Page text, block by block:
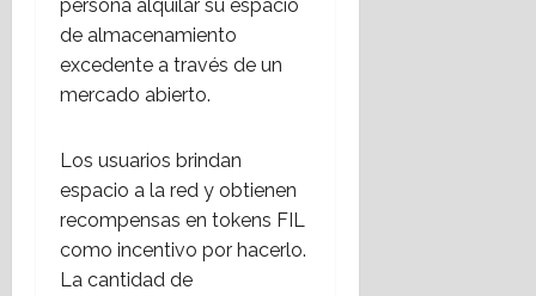
persona alquilar su espacio
de almacenamiento
excedente a través de un
mercado abierto.
Los usuarios brindan
espacio a la red y obtienen
recompensas en tokens FIL
como incentivo por hacerlo.
La cantidad de